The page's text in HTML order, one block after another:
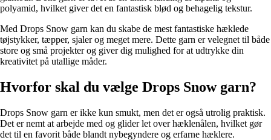
polyamid, hvilket giver det en fantastisk blød og behagelig tekstur.
Med Drops Snow garn kan du skabe de mest fantastiske hæklede
tøjstykker, tæpper, sjaler og meget mere. Dette garn er velegnet til både
store og små projekter og giver dig mulighed for at udtrykke din
kreativitet på utallige måder.
Hvorfor skal du vælge Drops Snow garn?
Drops Snow garn er ikke kun smukt, men det er også utrolig praktisk.
Det er nemt at arbejde med og glider let over hæklenålen, hvilket gør
det til en favorit både blandt nybegyndere og erfarne hæklere.